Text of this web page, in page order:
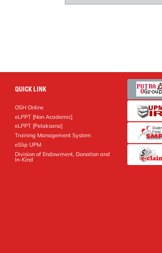
QUICK LINK
OSH Online
eLPPT [Non Academic]
eLPPT [Pelaksana]
Training Management System
eSlip UPM
Division of Endowment, Donation and
In-Kind